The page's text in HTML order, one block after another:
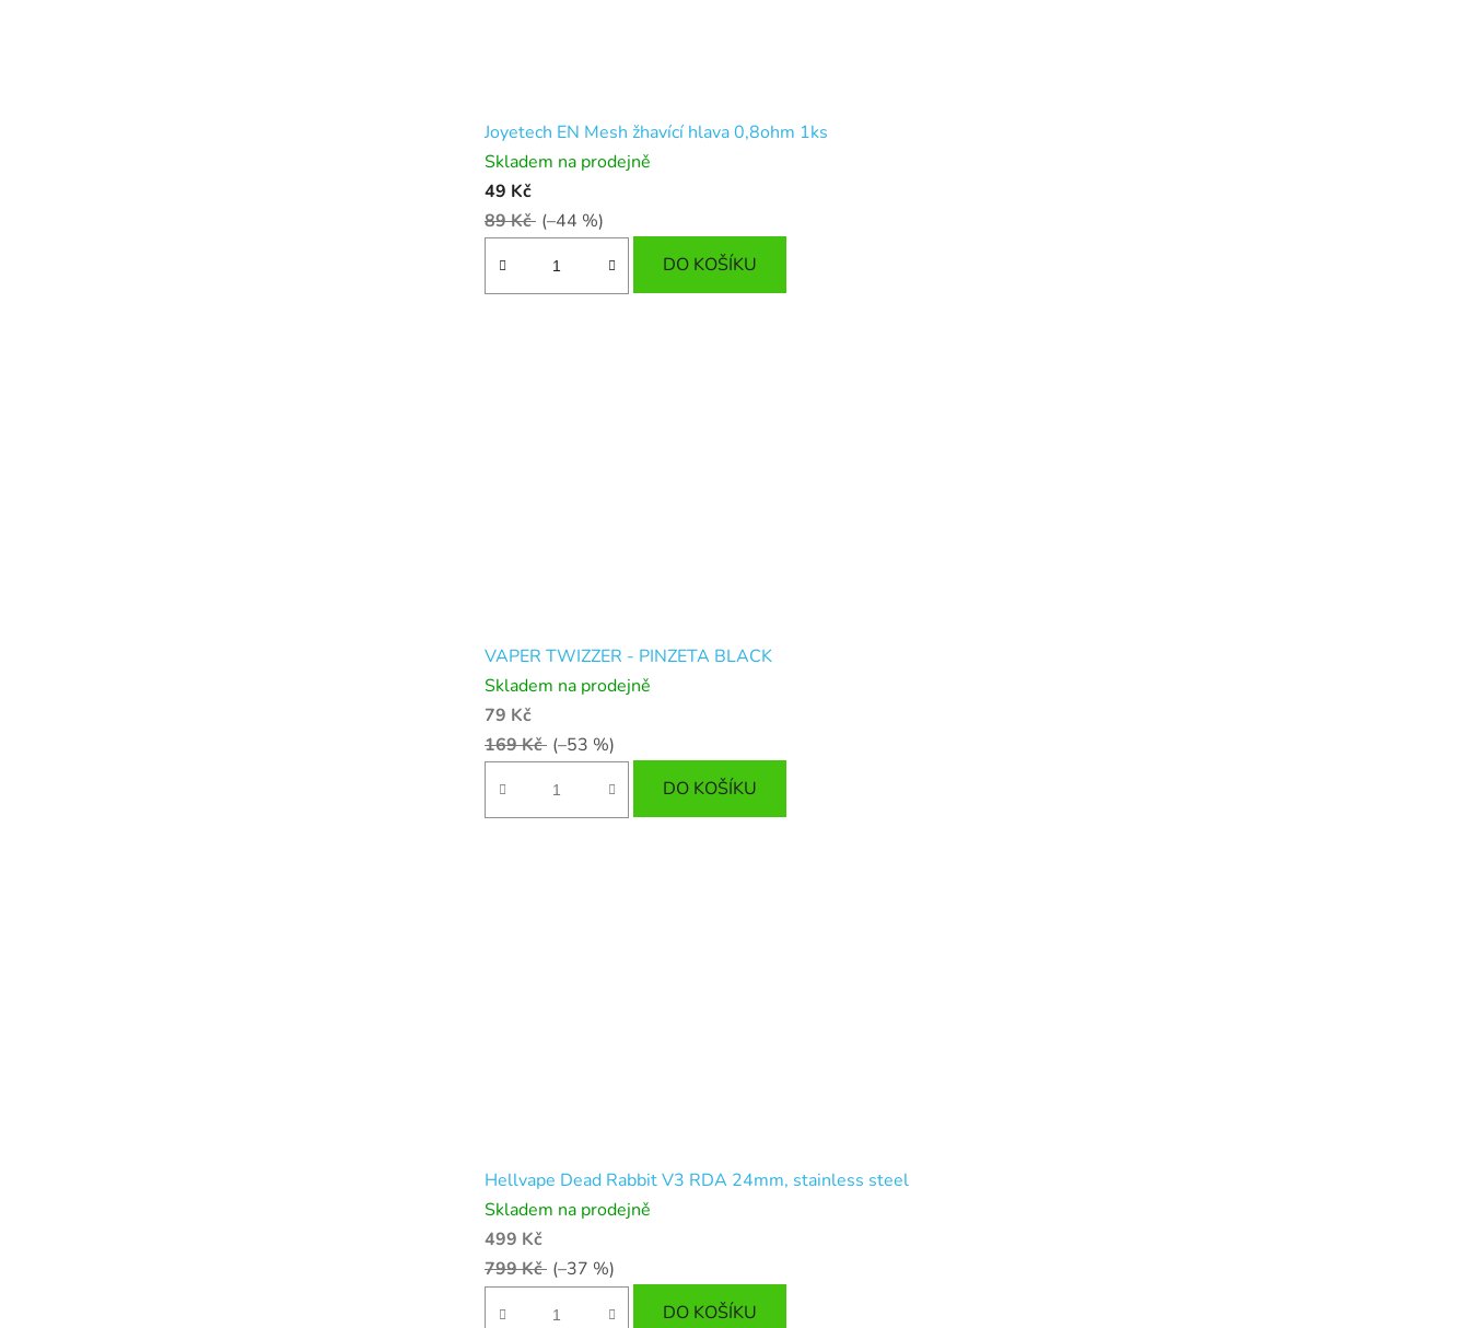
Joyetech EN Mesh žhavící hlava 0,8ohm 1ks
Skladem na prodejně
49 Kč
89 Kč (–44 %)
DO KOŠÍKU
VAPER TWIZZER - PINZETA BLACK
Skladem na prodejně
79 Kč
169 Kč (–53 %)
DO KOŠÍKU
Hellvape Dead Rabbit V3 RDA 24mm, stainless steel
Skladem na prodejně
499 Kč
799 Kč (–37 %)
DO KOŠÍKU